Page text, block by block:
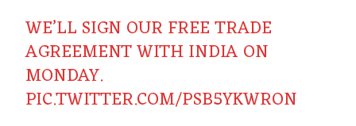
WE’LL SIGN OUR FREE TRADE
AGREEMENT WITH INDIA ON
MONDAY.
PIC.TWITTER.COM/PSB5YKWRON